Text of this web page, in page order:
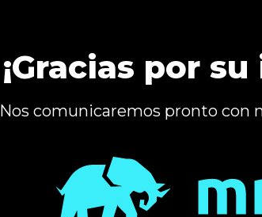
¡Gracias por
Nos comunicaremos pronto con